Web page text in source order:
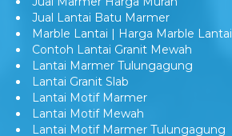
Jual Lantai Batu Marmer
Marble Lantai | Harga Marble Lantai
Contoh Lantai Granit Mewah
Lantai Marmer Tulungagung
Lantai Granit Slab
Lantai Motif Marmer
Lantai Motif Mewah
Lantai Motif Marmer Tulungagung